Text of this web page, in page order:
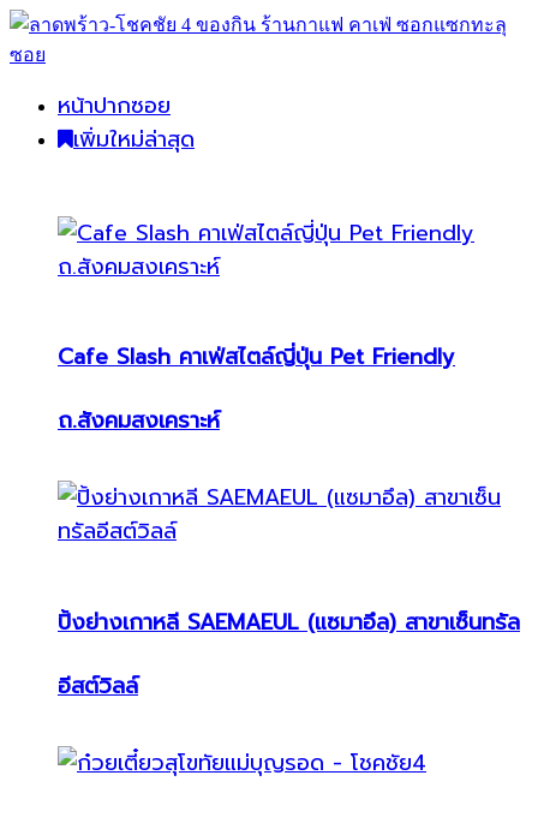
หน้าปากซอย
เพิ่มใหม่ล่าสุด
Cafe Slash คาเฟ่สไตล์ญี่ปุ่น Pet Friendly
ถ.สังคมสงเคราะห์
ปิ้งย่างเกาหลี SAEMAEUL (แซมาอึล) สาขาเซ็นทรัล
อีสต์วิลล์